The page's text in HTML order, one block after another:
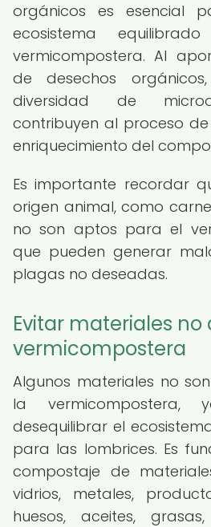
orgánicos es esencial
ecosistema
vermicompostera. Al
de desechos
diversidad de
contribuyen al proceso
enriquecimiento del
Es importante recordar
origen animal, como
no son aptos para el
que pueden generar
plagas no deseadas.
Evitar materiales
vermicompostera
Algunos materiales no
la vermicompostera,
desequilibrar el
para las lombrices. Es
compostaje de
vidrios, metales,
huesos, aceites,